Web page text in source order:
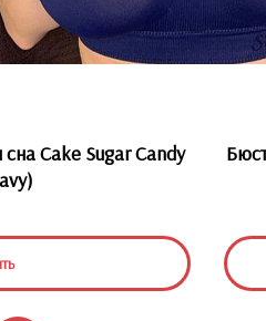
Cake Sugar Candy